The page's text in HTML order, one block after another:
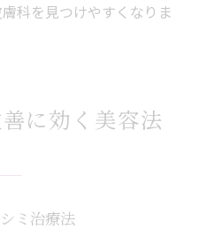
科を見つけやすくなりま
に効く美容法
ミ治療法